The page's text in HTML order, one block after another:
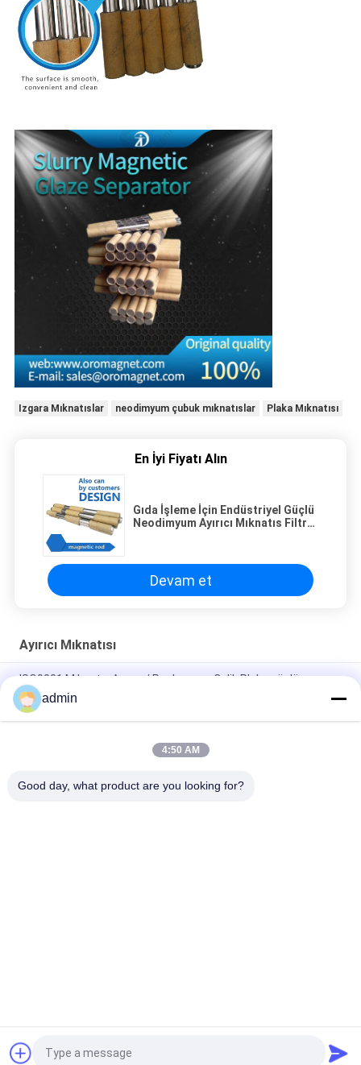
Izgara Mıknatıslar neodimyum çubuk mıknatıslar Plaka Mıknatısı
En İyi Fiyatı Alın
Gıda İşleme İçin Endüstriyel Güçlü
Neodimyum Ayırıcı Mıknatıs Filtre
Devam et
Ayırıcı Mıknatısı
ISO9001 Mıknatıs Ayırıcı / Paslanmaz Çelik Plaka güçlü
yoğunluklu Mıknatıs Ağı
Manyetik Ayırma Donanımı Paslanmaz çelik Güçlü Ayırıcı
admin
4:50 AM
Good day, what product are you looking for?